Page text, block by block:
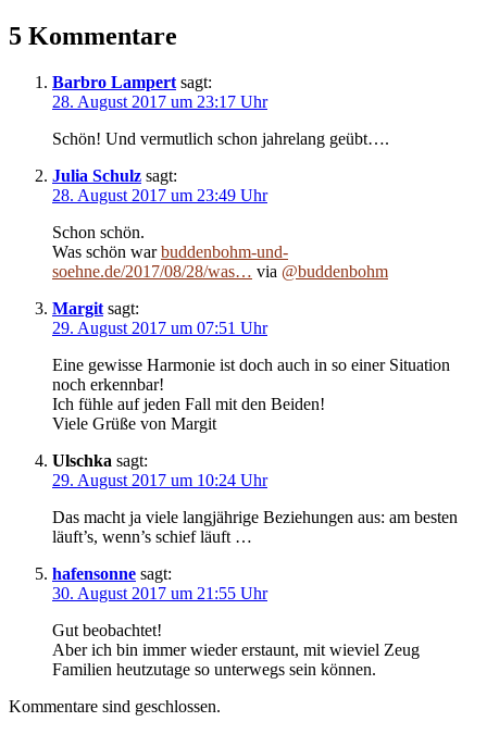
5 Kommentare
Barbro Lampert sagt:
28. August 2017 um 23:17 Uhr
Schön! Und vermutlich schon jahrelang geübt….
Julia Schulz sagt:
28. August 2017 um 23:49 Uhr
Schon schön.
Was schön warbuddenbohm-und-
soehne.de/2017/08/28/was… via @buddenbohm
Margit sagt:
29. August 2017 um 07:51 Uhr
Eine gewisse Harmonie ist doch auch in so einer Situation
noch erkennbar!
Ich fühle auf jeden Fall mit den Beiden!
Viele Grüße von Margit
Ulschka sagt:
29. August 2017 um 10:24 Uhr
Das macht ja viele langjährige Beziehungen aus: am besten
läuft’s, wenn’s schief läuft …
hafensonne sagt:
30. August 2017 um 21:55 Uhr
Gut beobachtet!
Aber ich bin immer wieder erstaunt, mit wieviel Zeug
Familien heutzutage so unterwegs sein können.
Kommentare sind geschlossen.